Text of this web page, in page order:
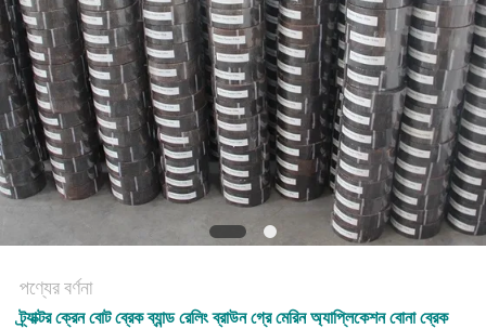
PRIVACY
POLICY
পণ্যের বর্ণনা
ট্র্যাক্টর ক্রেন বোট ব্রেক ব্যান্ড রেলিং ব্রাউন গ্রে মেরিন অ্যাপ্লিকেশন বোনা ব্রেক